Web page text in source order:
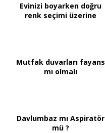
Evinizi boyarken doğru
renk seçimi üzerine
Mutfak duvarları fayans
mı olmalı
Davlumbaz mı Aspiratör
mü ?